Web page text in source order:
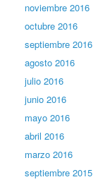
noviembre 2016
octubre 2016
septiembre 2016
agosto 2016
julio 2016
junio 2016
mayo 2016
abril 2016
marzo 2016
septiembre 2015